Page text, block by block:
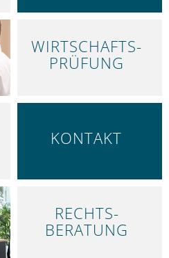
WIRTSCHAFTS­
PRÜFUNG
KONTAKT
RECHTS­
BERATUNG